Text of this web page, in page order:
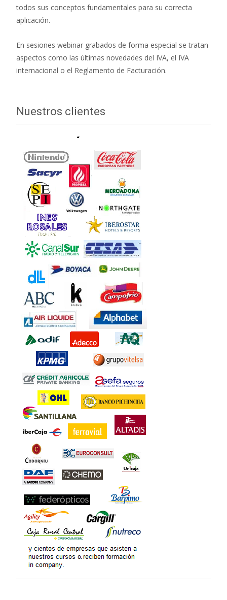
todos sus conceptos fundamentales para su correcta
aplicación.
En sesiones webinar grabados de forma especial se tratan
aspectos como las últimas novedades del IVA, el IVA
internacional o el Reglamento de Facturación.
Nuestros clientes